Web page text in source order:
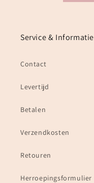
Service & Informatie
Contact
Levertijd
Betalen
Verzendkosten
Retouren
Herroepingsformulier